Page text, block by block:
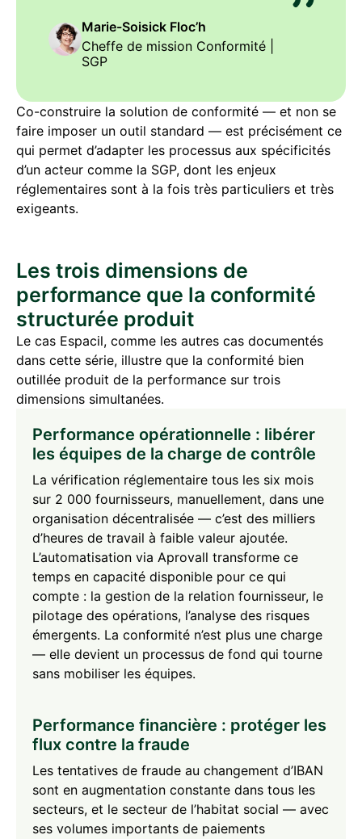
Marie-Soisick Floc’h
Cheffe de mission Conformité |
SGP
Co-construire la solution de conformité — et non se
faire imposer un outil standard — est précisément ce
qui permet d’adapter les processus aux spécificités
d’un acteur comme la SGP, dont les enjeux
réglementaires sont à la fois très particuliers et très
exigeants.
Les trois dimensions de
performance que la conformité
structurée produit
Le cas Espacil, comme les autres cas documentés
dans cette série, illustre que la conformité bien
outillée produit de la performance sur trois
dimensions simultanées.
Performance opérationnelle : libérer
les équipes de la charge de contrôle
La vérification réglementaire tous les six mois
sur 2 000 fournisseurs, manuellement, dans une
organisation décentralisée — c’est des milliers
d’heures de travail à faible valeur ajoutée.
L’automatisation via Aprovall transforme ce
temps en capacité disponible pour ce qui
compte : la gestion de la relation fournisseur, le
pilotage des opérations, l’analyse des risques
émergents. La conformité n’est plus une charge
— elle devient un processus de fond qui tourne
sans mobiliser les équipes.
Performance financière : protéger les
flux contre la fraude
Les tentatives de fraude au changement d’IBAN
sont en augmentation constante dans tous les
secteurs, et le secteur de l’habitat social — avec
ses volumes importants de paiements